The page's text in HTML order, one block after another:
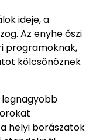
ideje, a
Az enyhe őszi
programoknak,
kölcsönöznek
legnagyobb
helyi borászatok